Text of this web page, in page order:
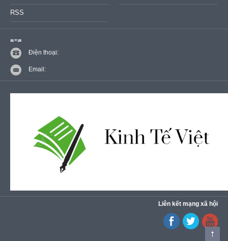
RSS
Điện thoại:
Email:
Liên kết mạng xã hội